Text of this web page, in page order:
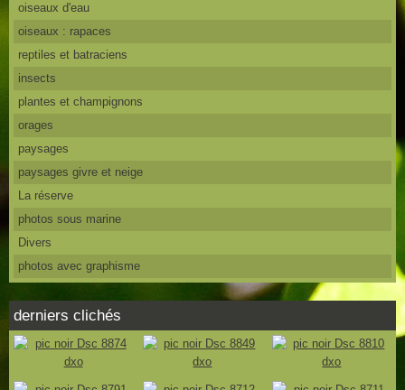
oiseaux d'eau
oiseaux : rapaces
reptiles et batraciens
insects
plantes et champignons
orages
paysages
paysages givre et neige
La réserve
photos sous marine
Divers
photos avec graphisme
derniers clichés